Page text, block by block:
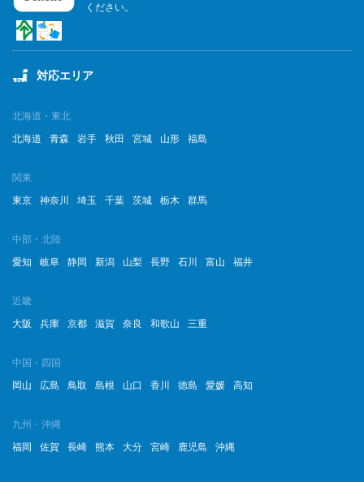
ください。
対応エリア
北海道・東北
北海道
青森 岩手 秋田 宮城 山形 福島
関東
東京
神奈川 埼玉 千葉 茨城 栃木 群馬
中部・北陸
愛知
岐阜 静岡 新潟 山梨 長野 石川 富山 福井
近畿
大阪
兵庫 京都 滋賀 奈良 和歌山 三重
中国・四国
岡山
広島 鳥取 島根 山口 香川 徳島 愛媛 高知
九州・沖縄
福岡
佐賀 長崎 熊本 大分 宮崎 鹿児島 沖縄